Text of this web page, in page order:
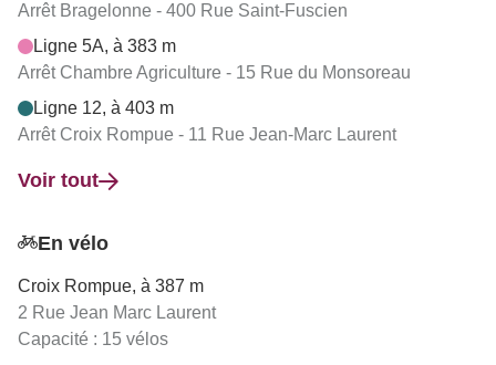
Arrêt Bragelonne - 400 Rue Saint-Fuscien
Ligne 5A, à 383 m
Arrêt Chambre Agriculture - 15 Rue du Monsoreau
Ligne 12, à 403 m
Arrêt Croix Rompue - 11 Rue Jean-Marc Laurent
Voir tout
En vélo
Croix Rompue, à 387 m
2 Rue Jean Marc Laurent
Capacité : 15 vélos